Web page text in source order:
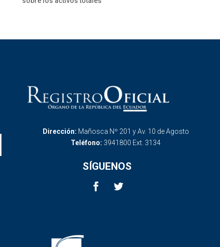
Dirección: Mañosca Nº 201 y Av. 10 de Agosto
Teléfono: 3941800 Ext. 3134
SÍGUENOS